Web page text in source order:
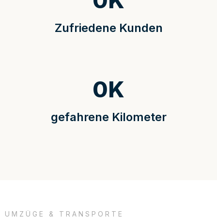
Zufriedene Kunden
gefahrene Kilometer
0K
UMZÜGE & TRANSPORTE